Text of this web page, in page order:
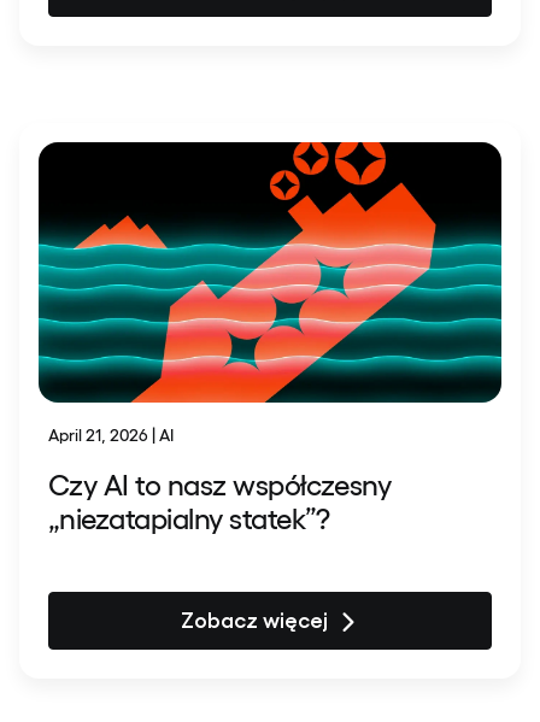
April 21, 2026 | AI
Czy AI to nasz współczesny
„niezatapialny statek”?
Zobacz więcej